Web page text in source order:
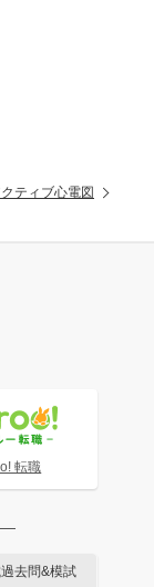
ティブ心電図
転職
去問&模試